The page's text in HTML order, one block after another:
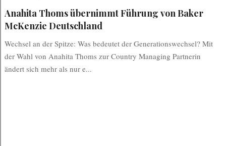
Anahita Thoms übernimmt Führung von Baker
McKenzie Deutschland
Wechsel an der Spitze: Was bedeutet der Generationswechsel? Mit
der Wahl von Anahita Thoms zur Country Managing Partnerin
ändert sich mehr als nur e...